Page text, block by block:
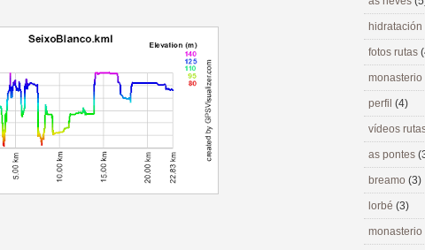
hidratación
fotos rutas
perfil (4)
vídeos
as pontes
breamo (3)
lorbé (3)